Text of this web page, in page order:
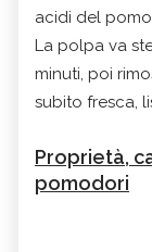
acidi del
La polpa va
minuti, poi
subito fresca,
Proprietà,
pomodori